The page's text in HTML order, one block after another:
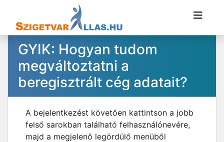
GYIK: Hogyan tudom
megváltoztatni a
beregisztrált cég adatait?
A bejelentkezést követően kattintson a jobb
felső sarokban található felhasználónevére,
majd a megjelenő legördülő menüből